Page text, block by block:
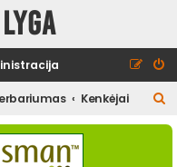
Kenkėjai
e